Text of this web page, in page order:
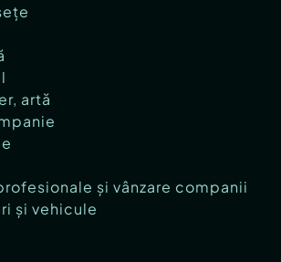
artă
și vânzare companii
și vehicule